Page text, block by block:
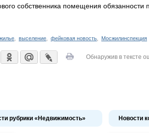
собственника помещения
выселение фейковая новость Мосжилинспекция
Обнаружив в тексте
рубрики «Недвижимость» Новости